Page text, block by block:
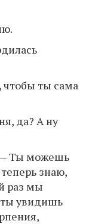
ты сама
да? А ну
— Ты можешь
знаю,
раз мы
увидишь